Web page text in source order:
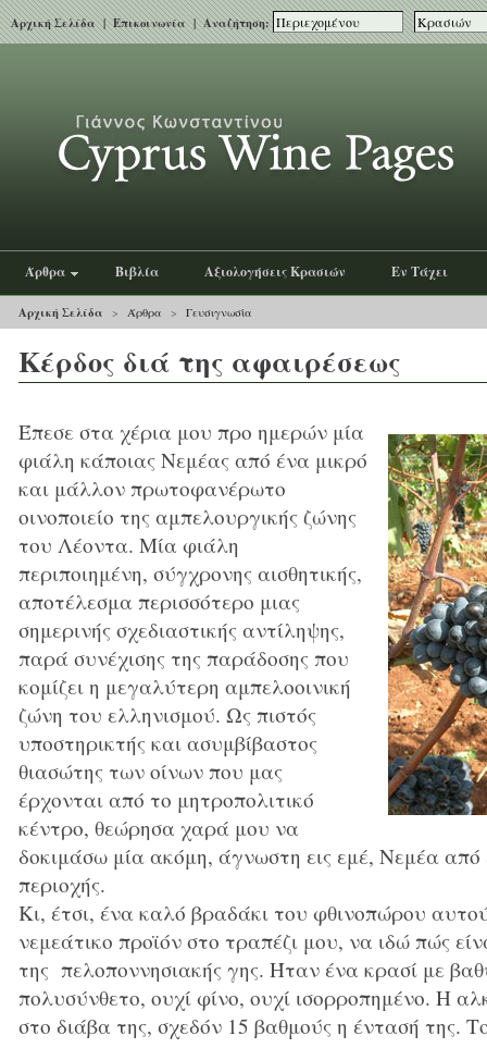
Αρχική Σελίδα|Επικοινωνία| Αναζήτηση:
Άρθρα Βιβλία Αξιολογήσεις Κρασιών Εν Τάχει
Αρχική Σελίδα > Άρθρα > Γευσιγνωσία
Κέρδος διά της αφαιρέσεως
Έπεσε στα χέρια μου προ ημερών μία
φιάλη κάποιας Νεμέας από ένα μικρό
και μάλλον πρωτοφανέρωτο
οινοποιείο της αμπελουργικής ζώνης
του Λέοντα. Μία φιάλη
περιποιημένη, σύγχρονης αισθητικής,
αποτέλεσμα περισσότερο μιας
σημερινής σχεδιαστικής αντίληψης,
παρά συνέχισης της παράδοσης που
κομίζει η μεγαλύτερη αμπελοοινική
ζώνη του ελληνισμού. Ως πιστός
υποστηρικτής και ασυμβίβαστος
θιασώτης των οίνων που μας
έρχονται από το μητροπολιτικό
κέντρο, θεώρησα χαρά μου να
δοκιμάσω μία ακόμη, άγνωστη εις εμέ, Νεμέα
περιοχής.
Κι, έτσι, ένα καλό βραδάκι του φθινοπώρου
νεμεάτικο προϊόν στο τραπέζι μου, να ιδώ πώς
της πελοποννησιακής γης. Ήταν ένα κρασί με
πολυσύνθετο, ουχί φίνο, ουχί ισορροπημένο. Η
στο διάβα της, σχεδόν 15 βαθμούς η έντασή της.